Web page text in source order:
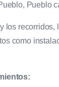
Pueblo
los recorridos,
como